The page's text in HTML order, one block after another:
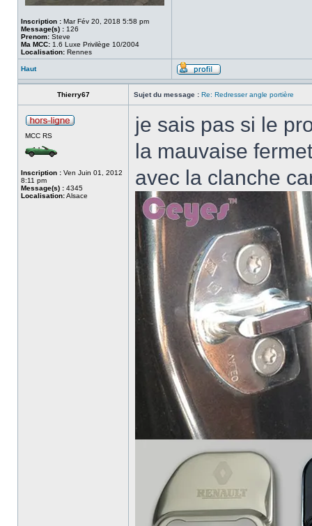
Inscription : Mar Fév 20, 2018 5:58 pm
Message(s) : 126
Prenom: Steve
Ma MCC: 1.6 Luxe Privilège 10/2004
Localisation: Rennes
Haut
Thierry67 Sujet du message : Re: Redresser angle portière
MCC RS
Inscription : Ven Juin 01, 2012
8:11 pm
Message(s) : 4345
Localisation:Alsace
je sais pas si le
la mauvaise
avec la clanche